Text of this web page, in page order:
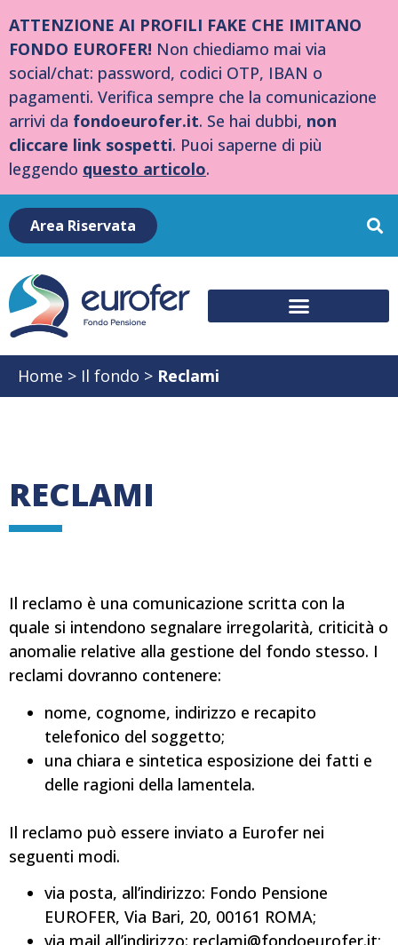
ATTENZIONE AI PROFILI FAKE CHE IMITANO
FONDO EUROFER! Non chiediamo mai via
social/chat: password, codici OTP, IBAN o
pagamenti. Verifica sempre che la comunicazione
arrivi da fondoeurofer.it. Se hai dubbi, non
cliccare link sospetti. Puoi saperne di più
leggendo questo articolo.
Area Riservata
Home > Il fondo > Reclami
RECLAMI
Il reclamo è una comunicazione scritta con la
quale si intendono segnalare irregolarità, criticità o
anomalie relative alla gestione del fondo stesso. I
reclami dovranno contenere:
nome, cognome, indirizzo e recapito
telefonico del soggetto;
una chiara e sintetica esposizione dei fatti e
delle ragioni della lamentela.
Il reclamo può essere inviato a Eurofer nei
seguenti modi.
via posta, all’indirizzo: Fondo Pensione
EUROFER, Via Bari, 20, 00161 ROMA;